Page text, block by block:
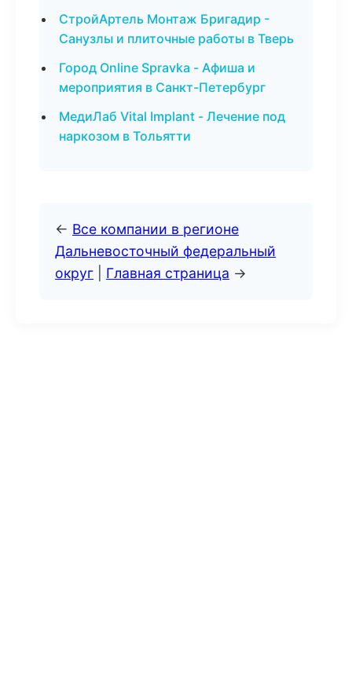
СтройАртель Монтаж Бригадир -
Санузлы и плиточные работы в Тверь
Город Online Spravka - Афиша и
мероприятия в Санкт-Петербург
МедиЛаб Vital Implant - Лечение под
наркозом в Тольятти
← Все компании в регионе
Дальневосточный федеральный
округ
Главная страница →